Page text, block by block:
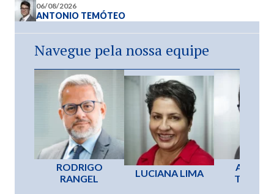
06/08/2026
ANTONIO TEMÓTEO
Navegue pela nossa equipe
RODRIGO
RANGEL
LUCIANA LIMA